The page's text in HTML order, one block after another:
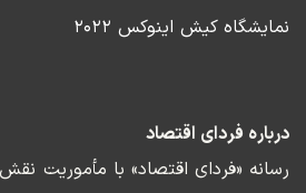
نمایشگاه کیش اینوکس ۲۰۲۲
درباره فردای اقتصاد
رسانه «فردای اقتصاد» با مأموریت